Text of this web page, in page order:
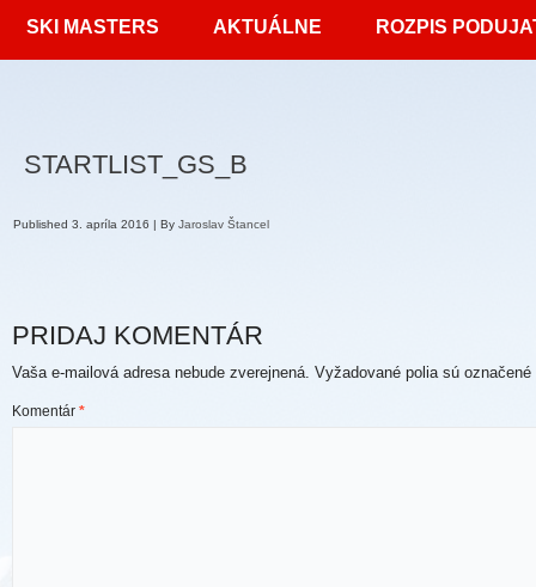
SKI MASTERS AKTUÁLNE ROZPIS
STARTLIST_GS_B
Published 3. apríla 2016 | By Jaroslav Štancel
PRIDAJ KOMENTÁR
Vaša e-mailová adresa nebude zverejnená. Vyžadované polia sú označené
Komentár *